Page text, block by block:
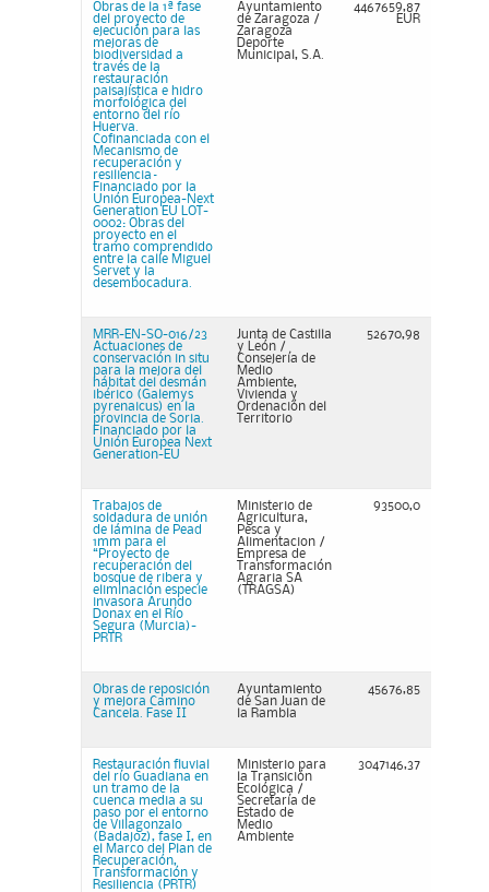
Obras de la 1ª fase
del proyecto de
ejecución para las
mejoras de
biodiversidad a
través de la
restauración
paisajística e hidro
morfológica del
entorno del río
Huerva.
Cofinanciada con el
Mecanismo de
recuperación y
resiliencia–
Financiado por la
Unión Europea-Next
Generation EU LOT-
0002: Obras del
proyecto en el
tramo comprendido
entre la calle Miguel
Servet y la
desembocadura.
Ayuntamiento
de Zaragoza /
Zaragoza
Deporte
Municipal, S.A.
4467659,87
EUR
MRR-EN-SO-016/23
Actuaciones de
conservación in situ
para la mejora del
hábitat del desmán
ibérico (Galemys
pyrenaicus) en la
provincia de Soria.
Financiado por la
Unión Europea Next
Generation-EU
Junta de Castilla
y León /
Consejería de
Medio
Ambiente,
Vivienda y
Ordenación del
Territorio
52670,98
Trabajos de
soldadura de unión
de lámina de Pead
1mm para el
“Proyecto de
recuperación del
bosque de ribera y
eliminación especie
invasora Arundo
Donax en el Río
Segura (Murcia)-
PRTR
Ministerio de
Agricultura,
Pesca y
Alimentacion /
Empresa de
Transformación
Agraria SA
(TRAGSA)
93500,0
Obras de reposición
y mejora Camino
Cancela. Fase II
Ayuntamiento
de San Juan de
la Rambla
45676,85
Restauración fluvial
del río Guadiana en
un tramo de la
cuenca media a su
paso por el entorno
de Villagonzalo
(Badajoz), fase I, en
el Marco del Plan de
Recuperación,
Transformación y
Resiliencia (PRTR)
Ministerio para
la Transición
Ecológica /
Secretaría de
Estado de
Medio
Ambiente
3047146,37